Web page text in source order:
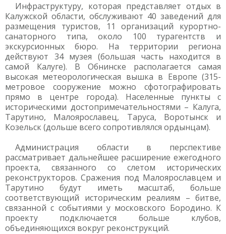
Инфраструктуру, которая представляет отдых в
Калужской области, обслуживают 40 заведений для
размещения туристов, 11 организаций курортно-
санаторного типа, около 100 турагентств и
экскурсионных бюро. На территории региона
действуют 34 музея (большая часть находится в
самой Калуге). В Обнинске располагается самая
высокая метеорологическая вышка в Европе (315-
метровое сооружение можно сфотографировать
прямо в центре города). Населенные пункты с
историческими достопримечательностями – Калуга,
Тарутино, Малоярославец, Таруса, Воротынск и
Козельск (дольше всего сопротивлялся ордынцам).
Администрация области в перспективе
рассматривает дальнейшее расширение ежегодного
проекта, связанного со слетом исторических
реконструкторов. Сражения под Малоярославцем и
Тарутино будут иметь масштаб, больше
соответствующий историческим реалиям – битве,
связанной с событиями у московского Бородино. К
проекту подключается больше клубов,
объединяющихся вокруг реконструкций.